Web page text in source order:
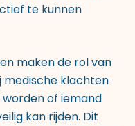
te kunnen
maken de rol van
medische klachten
of iemand
kan rijden. Dit